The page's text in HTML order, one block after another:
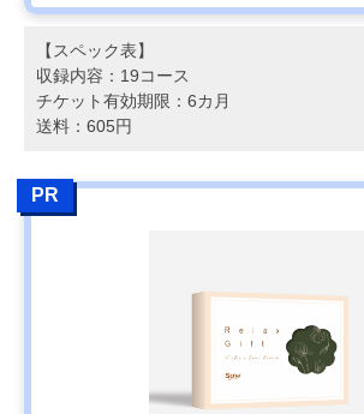
【スペック表】
収録内容：19コース
チケット有効期限：6カ月
送料：605円
PR